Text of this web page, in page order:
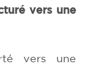
vers une
vers une